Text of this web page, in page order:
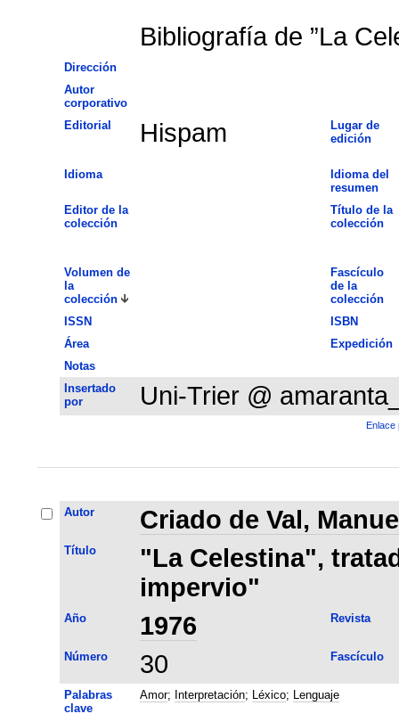
Bibliografía de ”La
Dirección
Autor
corporativo
Editorial
Hispam
Lugar de
edición
Idioma
Idioma del
resumen
Editor de la
colección
Título de la
colección
Volumen de
la
colección
Fascículo
de la
colección
ISSN
ISBN
Área
Expedición
Notas
Insertado
por
Uni-Trier @
Enlace
Autor Criado de Val,
Título
"La Celestina",
impervio"
Año 1976 Revista
Número 30 Fascículo
Palabras
clave
Amor; Interpretación; Léxico; Lenguaje